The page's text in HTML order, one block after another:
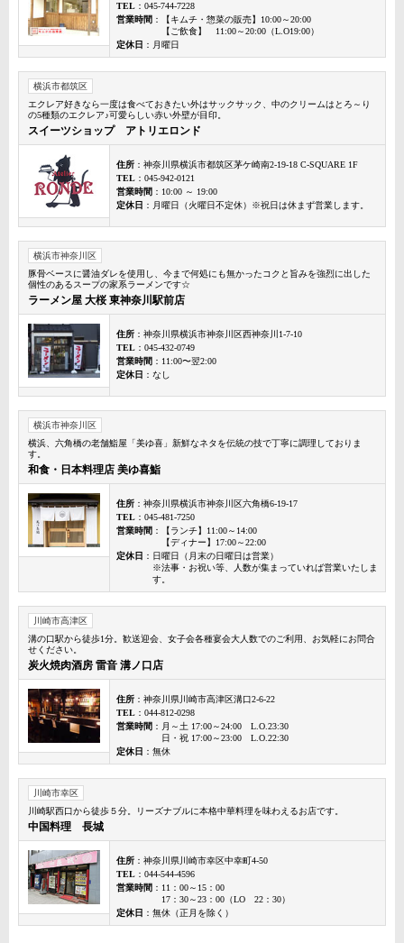
TEL ：045-744-7228
営業時間 ：【キムチ・惣菜の販売】10:00～20:00
【ご飲食】 11:00～20:00（L.O19:00）
定休日 ：月曜日
横浜市都筑区
エクレア好きなら一度は食べておきたい外はサックサック、中のクリームはとろ～り
の5種類のエクレア♪可愛らしい赤い外壁が目印。
スイーツショップ アトリエロンド
住所 ：神奈川県横浜市都筑区茅ケ崎南2-19-18 C-SQUARE 1F
TEL ：045-942-0121
営業時間 ：10:00 ～ 19:00
定休日 ：月曜日（火曜日不定休）※祝日は休まず営業します。
横浜市神奈川区
豚骨ベースに醤油ダレを使用し、今まで何処にも無かったコクと旨みを強烈に出した
個性のあるスープの家系ラーメンです☆
ラーメン屋 大桜 東神奈川駅前店
住所 ：神奈川県横浜市神奈川区西神奈川1-7-10
TEL ：045-432-0749
営業時間 ：11:00〜翌2:00
定休日 ：なし
横浜市神奈川区
横浜、六角橋の老舗鮨屋「美ゆ喜」新鮮なネタを伝統の技で丁寧に調理しておりま
す。
和食・日本料理店 美ゆ喜鮨
住所 ：神奈川県横浜市神奈川区六角橋6-19-17
TEL ：045-481-7250
営業時間 ：【ランチ】11:00～14:00
【ディナー】17:00～22:00
定休日 ：日曜日（月末の日曜日は営業）
※法事・お祝い等、人数が集まっていれば営業いたしま
す。
川崎市高津区
溝の口駅から徒歩1分。歓送迎会、女子会各種宴会大人数でのご利用、お気軽にお問合
せください。
炭火焼肉酒房 雷音 溝ノ口店
住所 ：神奈川県川崎市高津区溝口2-6-22
TEL ：044-812-0298
営業時間 ：月～土 17:00～24:00 L.O.23:30
日・祝 17:00～23:00 L.O.22:30
定休日 ：無休
川崎市幸区
川崎駅西口から徒歩５分。リーズナブルに本格中華料理を味わえるお店です。
中国料理 長城
住所 ：神奈川県川崎市幸区中幸町4-50
TEL ：044-544-4596
営業時間 ：11：00～15：00
17：30～23：00（LO 22：30）
定休日 ：無休（正月を除く）